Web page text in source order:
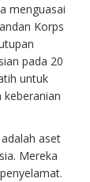
menguasai
Korps
pada 20
untuk
aset
Mereka